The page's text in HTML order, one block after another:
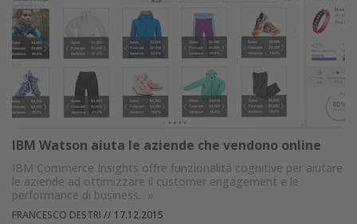
IBM Watson aiuta le aziende che vendono online
IBM Commerce Insights offre funzionalità cognitive per aiutare
le aziende ad ottimizzare il customer engagement e le
performance di business. »
FRANCESCO DESTRI // 17.12.2015